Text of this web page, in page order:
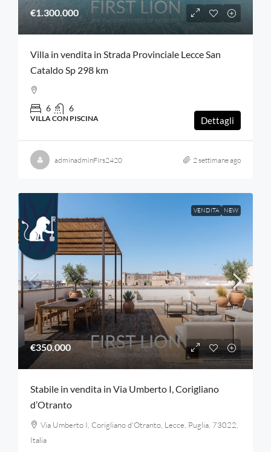
€1.300.000
Villa in vendita in Strada Provinciale Lecce San
Cataldo Sp 298 km
6 6
VILLA CON PISCINA Dettagli
adminadminFirs2420 2 settimane ago
VENDITA NEW
€350.000
Stabile in vendita in Via Umberto I, Corigliano
d’Otranto
Via Umberto I, Corigliano d'Otranto, Lecce, Puglia, 73022,
Italia